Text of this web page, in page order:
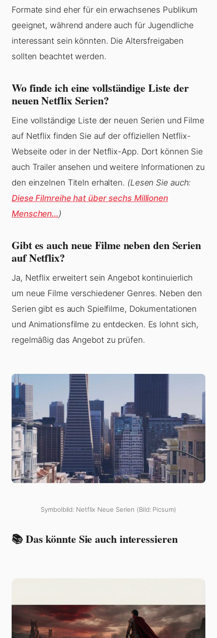
Formate sind eher für ein erwachsenes Publikum
geeignet, während andere auch für Jugendliche
interessant sein könnten. Die Altersfreigaben
sollten beachtet werden.
Wo finde ich eine vollständige Liste der
neuen Netflix Serien?
Eine vollständige Liste der neuen Serien und Filme
auf Netflix finden Sie auf der offiziellen Netflix-
Webseite oder in der Netflix-App. Dort können Sie
auch Trailer ansehen und weitere Informationen zu
den einzelnen Titeln erhalten. (Lesen Sie auch:
Diese Filmreihe hat über sechs Millionen
Menschen…)
Gibt es auch neue Filme neben den Serien
auf Netflix?
Ja, Netflix erweitert sein Angebot kontinuierlich
um neue Filme verschiedener Genres. Neben den
Serien gibt es auch Spielfilme, Dokumentationen
und Animationsfilme zu entdecken. Es lohnt sich,
regelmäßig das Angebot zu prüfen.
Symbolbild: Netflix Neue Serien (Bild: Picsum)
📚 Das könnte Sie auch interessieren